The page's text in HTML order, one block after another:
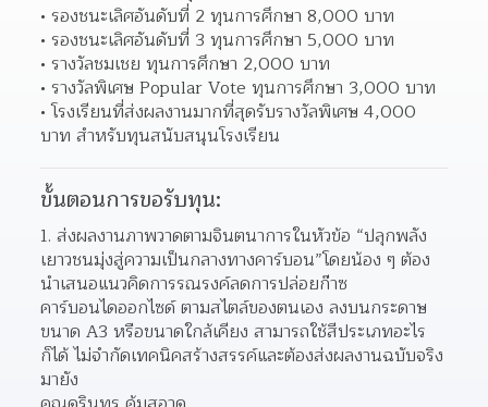
รองชนะเลิศอันดับที่ 2 ทุนการศึกษา 8,000 บาท
รองชนะเลิศอันดับที่ 3 ทุนการศึกษา 5,000 บาท
รางวัลชมเชย ทุนการศึกษา 2,000 บาท
รางวัลพิเศษ Popular Vote ทุนการศึกษา 3,000 บาท
โรงเรียนที่ส่งผลงานมากที่สุดรับรางวัลพิเศษ 4,000
บาท สำหรับทุนสนับสนุนโรงเรียน
ขั้นตอนการขอรับทุน:
ส่งผลงานภาพวาดตามจินตนาการในหัวข้อ “ปลุกพลัง
เยาวชนมุ่งสู่ความเป็นกลางทางคาร์บอน”โดยน้อง ๆ ต้อง
นำเสนอแนวคิดการรณรงค์ลดการปล่อยก๊าซ
คาร์บอนไดออกไซด์ ตามสไตล์ของตนเอง ลงบนกระดาษ
ขนาด A3 หรือขนาดใกล้เคียง สามารถใช้สีประเภทอะไร
ก็ได้ ไม่จำกัดเทคนิคสร้างสรรค์และต้องส่งผลงานฉบับจริง
มายัง